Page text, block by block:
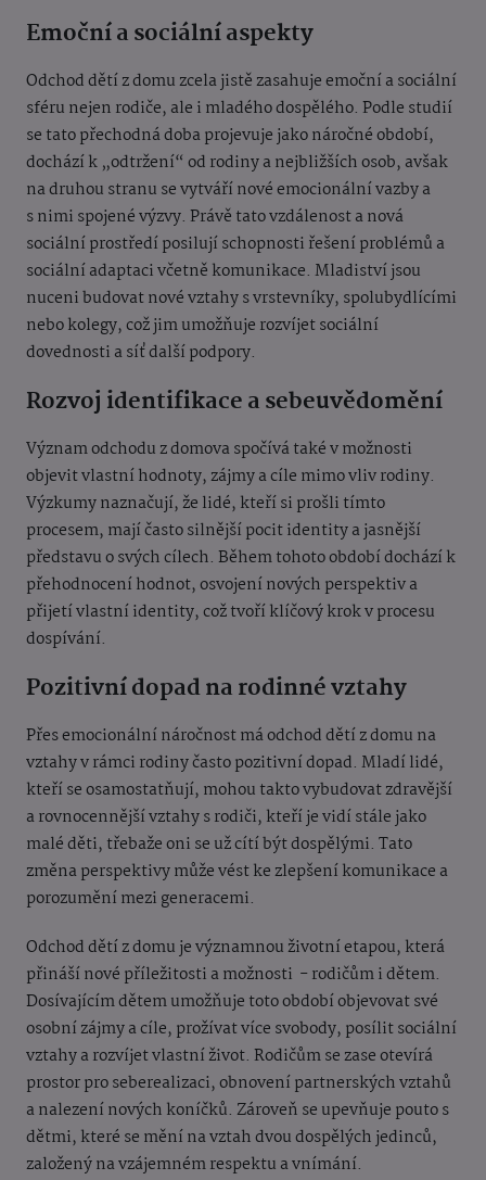
Emoční a sociální aspekty
Odchod dětí z domu zcela jistě zasahuje emoční a sociální
sféru nejen rodiče, ale i mladého dospělého. Podle studií
se tato přechodná doba projevuje jako náročné období,
dochází k „odtržení“ od rodiny a nejbližších osob, avšak
na druhou stranu se vytváří nové emocionální vazby a
s nimi spojené výzvy. Právě tato vzdálenost a nová
sociální prostředí posilují schopnosti řešení problémů a
sociální adaptaci včetně komunikace. Mladiství jsou
nuceni budovat nové vztahy s vrstevníky, spolubydlícími
nebo kolegy, což jim umožňuje rozvíjet sociální
dovednosti a síť další podpory.
Rozvoj identifikace a sebeuvědomění
Význam odchodu z domova spočívá také v možnosti
objevit vlastní hodnoty, zájmy a cíle mimo vliv rodiny.
Výzkumy naznačují, že lidé, kteří si prošli tímto
procesem, mají často silnější pocit identity a jasnější
představu o svých cílech. Během tohoto období dochází k
přehodnocení hodnot, osvojení nových perspektiv a
přijetí vlastní identity, což tvoří klíčový krok v procesu
dospívání.
Pozitivní dopad na rodinné vztahy
Přes emocionální náročnost má odchod dětí z domu na
vztahy v rámci rodiny často pozitivní dopad. Mladí lidé,
kteří se osamostatňují, mohou takto vybudovat zdravější
a rovnocennější vztahy s rodiči, kteří je vidí stále jako
malé děti, třebaže oni se už cítí být dospělými. Tato
změna perspektivy může vést ke zlepšení komunikace a
porozumění mezi generacemi.
Odchod dětí z domu je významnou životní etapou, která
přináší nové příležitosti a možnosti - rodičům i dětem.
Dosívajícím dětem umožňuje toto období objevovat své
osobní zájmy a cíle, prožívat více svobody, posílit sociální
vztahy a rozvíjet vlastní život. Rodičům se zaseotevírá
prostor pro seberealizaci, obnovení partnerských vztahů
a nalezení nových koníčků. Zároveň se upevňuje pouto s
dětmi, které se mění na vztah dvou dospělých jedinců,
založený na vzájemném respektu a vnímání.